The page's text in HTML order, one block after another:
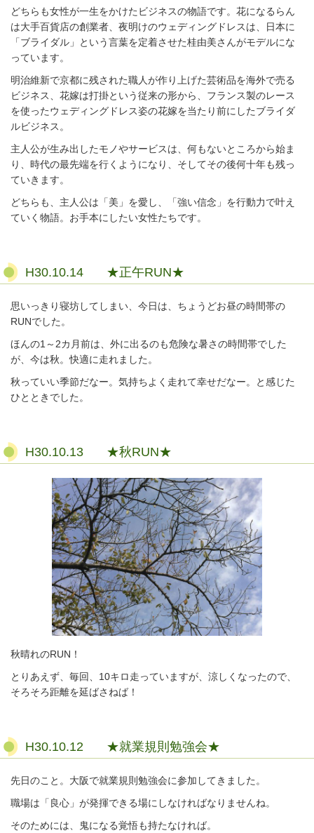
どちらも女性が一生をかけたビジネスの物語です。花になるらん
は大手百貨店の創業者、夜明けのウェディングドレスは、日本に
「ブライダル」という言葉を定着させた桂由美さんがモデルにな
っています。
明治維新で京都に残された職人が作り上げた芸術品を海外で売る
ビジネス、花嫁は打掛という従来の形から、フランス製のレース
を使ったウェディングドレス姿の花嫁を当たり前にしたブライダ
ルビジネス。
主人公が生み出したモノやサービスは、何もないところから始ま
り、時代の最先端を行くようになり、そしてその後何十年も残っ
ていきます。
どちらも、主人公は「美」を愛し、「強い信念」を行動力で叶え
ていく物語。お手本にしたい女性たちです。
H30.10.14 ★正午RUN★
思いっきり寝坊してしまい、今日は、ちょうどお昼の時間帯の
RUNでした。
ほんの1～2カ月前は、外に出るのも危険な暑さの時間帯でした
が、今は秋。快適に走れました。
秋っていい季節だなー。気持ちよく走れて幸せだなー。と感じた
ひとときでした。
H30.10.13 ★秋RUN★
秋晴れのRUN！
とりあえず、毎回、10キロ走っていますが、涼しくなったので、
そろそろ距離を延ばさねば！
H30.10.12 ★就業規則勉強会★
先日のこと。大阪で就業規則勉強会に参加してきました。
職場は「良心」が発揮できる場にしなければなりませんね。
そのためには、鬼になる覚悟も持たなければ。